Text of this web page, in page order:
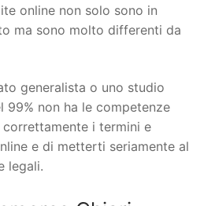
online non solo sono in
ma sono molto differenti da
generalista o uno studio
99% non ha le competenze
i termini e
e di metterti seriamente al
legali.